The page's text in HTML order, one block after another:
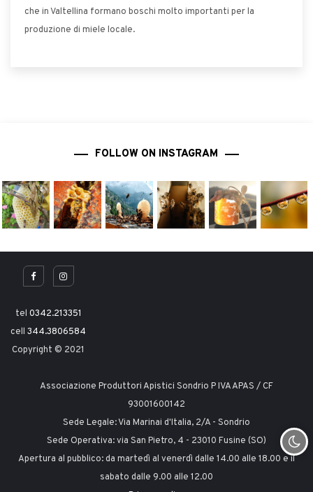
che in Valtellina formano boschi molto importanti per la
produzione di miele locale.
FOLLOW ON INSTAGRAM
tel 0342.213351
cell 344.3806584
Copyright © 2021
Associazione Produttori Apistici Sondrio P IVA APAS / CF
93001600142
Sede Legale: Via Marinai d'Italia, 2/A - Sondrio
Sede Operativa: via San Pietro, 4 - 23010 Fusine (SO)
Apertura al pubblico: da martedì al venerdì dalle 14.00 alle 18.00 e il
sabato dalle 9.00 alle 12.00